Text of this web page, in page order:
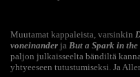
Muutamat kappaleista, varsinkin
voneinander ja But a Spark in
paljon julkaisseelta bändiltä
yhtyeeseen tutustumiseksi. Ja